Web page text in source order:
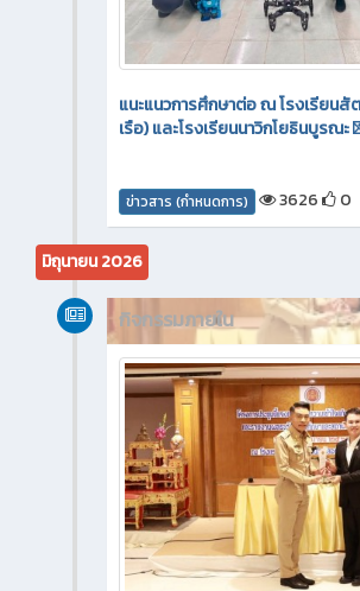
แนะแนวการศึกษาต่อ ณ โรงเรียนสั
เรือ) และโรงเรียนนาวิกโยธินบูรณะ
ข่าวสาร (กำหนดการ) 3626 0
มิถุนายน 2026
กิจกรรมภายใน